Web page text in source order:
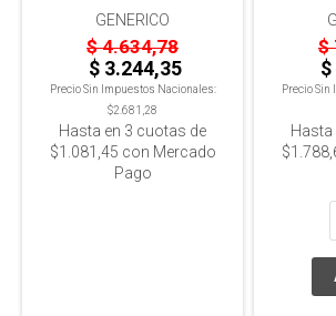
GENERICO
$ 4.634,78
$ 3.244,35
Precio Sin Impuestos Nacionales:
$2.681,28
Hasta en 3 cuotas de
$1.081,45 con Mercado
Pago
$
Precio Sin
Hasta